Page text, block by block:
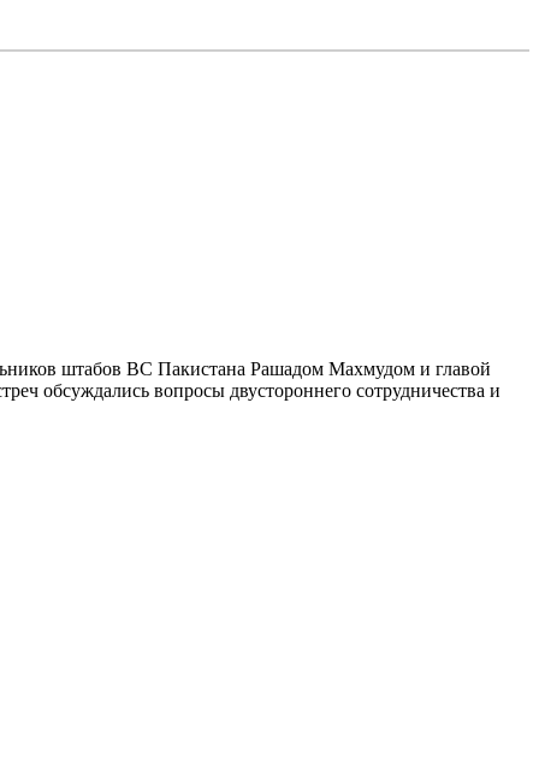
штабов ВС Пакистана Рашадом Махмудом и главой
обсуждались вопросы двустороннего сотрудничества и